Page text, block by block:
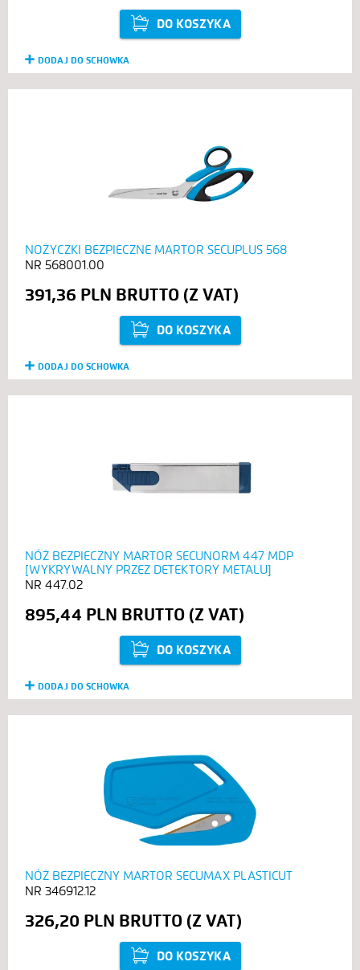
DO KOSZYKA
DODAJ DO SCHOWKA
NOŻYCZKI BEZPIECZNE MARTOR SECUPLUS 568
568001.00
391,36 PLN
DO KOSZYKA
DODAJ DO SCHOWKA
NÓŻ BEZPIECZNY MARTOR SECUNORM 447 MDP
[WYKRYWALNY PRZEZ DETEKTORY METALU]
447.02
895,44 PLN
DO KOSZYKA
DODAJ DO SCHOWKA
NÓŻ BEZPIECZNY MARTOR SECUMAX PLASTICUT
346912.12
326,20 PLN
DO KOSZYKA